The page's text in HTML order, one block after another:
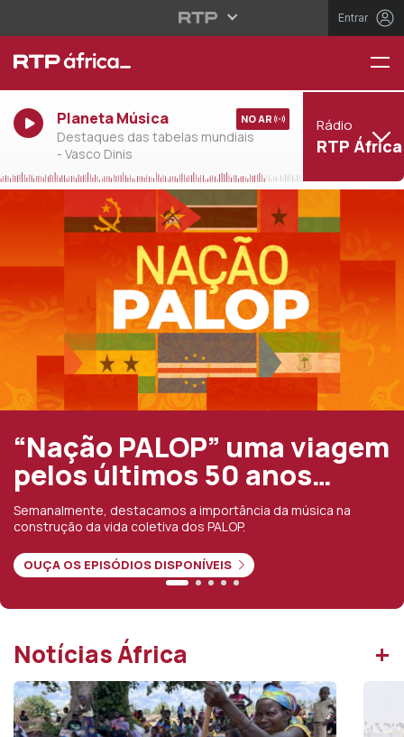
Entrar
Planeta Música
Destaques das tabelas mundiais
- Vasco Dinis
NO AR Rádio
RTP África
“Nação PALOP” uma viagem
pelos últimos 50 anos…
Semanalmente, destacamos a importância da música na
construção da vida coletiva dos PALOP.
OUÇA OS EPISÓDIOS DISPONÍVEIS
Notícias África +